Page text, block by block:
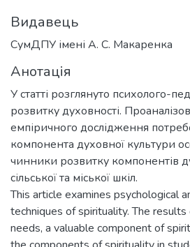
Видавець
СумДПУ імені А. С. Макаренка
Анотація
У статті розглянуто психолого-
розвитку духовності.
емпіричного дослідження
компонента духовної культури
чинники розвитку компонентів
сільської та міської шкіл.
This article examines psychological
techniques of spirituality. The results
needs, a valuable component of